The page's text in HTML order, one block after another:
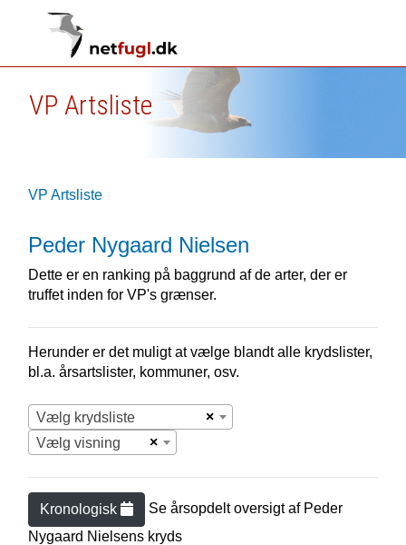
VP Artsliste
VP Artsliste
Peder Nygaard Nielsen
Dette er en ranking på baggrund af de arter, der er
truffet inden for VP's grænser.
Herunder er det muligt at vælge blandt alle krydslister,
bl.a. årsartslister, kommuner, osv.
×
Vælg krydsliste
×
Vælg visning
Kronologisk Se årsopdelt oversigt af Peder
Nygaard Nielsens kryds